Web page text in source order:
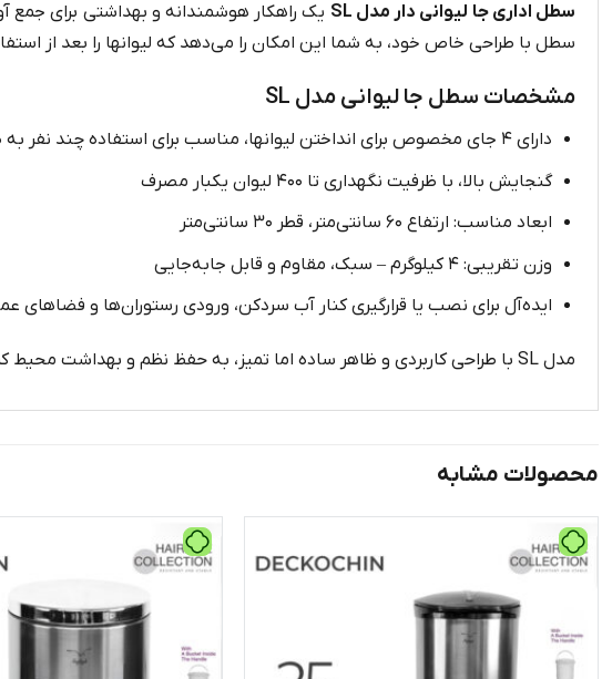
سطل اداری جا لیوانی دار مدل SL
یک راهکار هوشمندانه و بهداشتی برای جمع‌
سطل با طراحی خاص خود، به شما این امکان را می‌دهد که لیوانها را بعد از
مشخصات سطل جا لیوانی مدل SL
دارای ۴ جای مخصوص برای انداختن لیوانها، مناسب برای استفاده‌ چند نفر به‌ صورت همزمان
گنجایش بالا، با ظرفیت نگهداری تا ۴۰۰ لیوان یکبار مصرف
ابعاد مناسب: ارتفاع ۶۰ سانتی‌متر، قطر ۳۰ سانتی‌متر
وزن تقریبی: ۴ کیلوگرم – سبک، مقاوم و قابل جابه‌جایی
ایده‌آل برای نصب یا قرارگیری کنار آب‌ سردکن، ورودی رستوران‌ها و فضاهای
مدل SL با طراحی کاربردی و ظاهر ساده اما تمیز، به حفظ نظم و بهداشت محیط کمک کرده و از پخش شدن لیوانهای استفاده‌شده در محیط جلوگیری می‌کند.
محصولات مشابه